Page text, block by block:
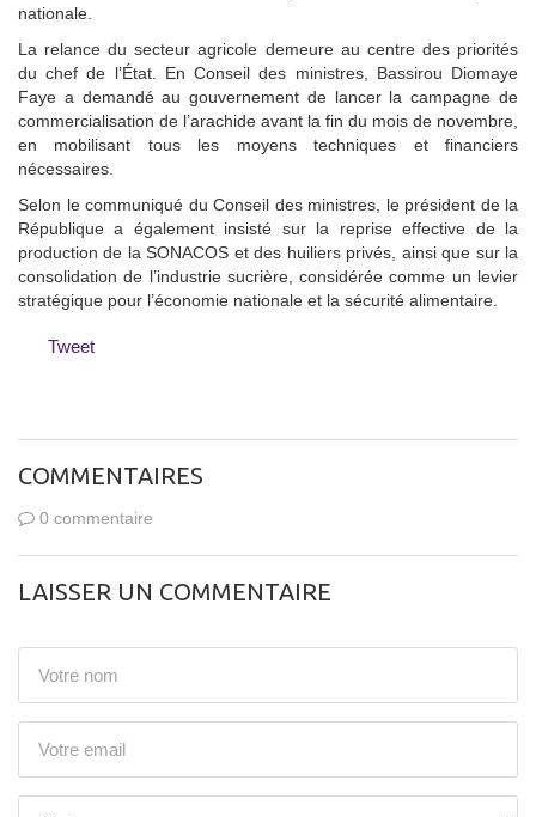
nationale.
La relance du secteur agricole demeure au centre des priorités
du chef de l’État. En Conseil des ministres, Bassirou Diomaye
Faye a demandé au gouvernement de lancer la campagne de
commercialisation de l’arachide avant la fin du mois de novembre,
en mobilisant tous les moyens techniques et financiers
nécessaires.
Selon le communiqué du Conseil des ministres, le président de la
République a également insisté sur la reprise effective de la
production de la SONACOS et des huiliers privés, ainsi que sur la
consolidation de l’industrie sucrière, considérée comme un levier
stratégique pour l’économie nationale et la sécurité alimentaire.
Tweet
COMMENTAIRES
0 commentaire
LAISSER UN COMMENTAIRE